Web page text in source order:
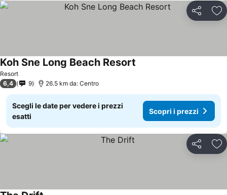
Condividi
Resort
Koh Sne Long Beach Resort
6,4 9 26.5 km da: Centro
Scegli le date per vedere i prezzi
esatti
Scopri i prezzi
Condividi